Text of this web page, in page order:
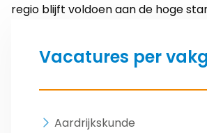
regio blijft voldoen aan de hoge
Vacatures per
Aardrijkskunde